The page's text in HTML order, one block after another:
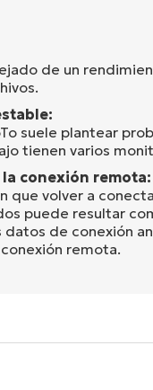
de un
suele plantear
tienen varios
conexión remota:
que volver a
puede resultar
datos de conexión
remota.